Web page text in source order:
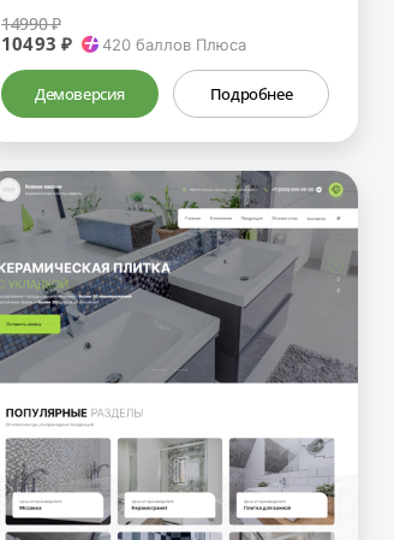
14990 ₽
10493 ₽ 420 баллов Плюса
Демоверсия Подробнее